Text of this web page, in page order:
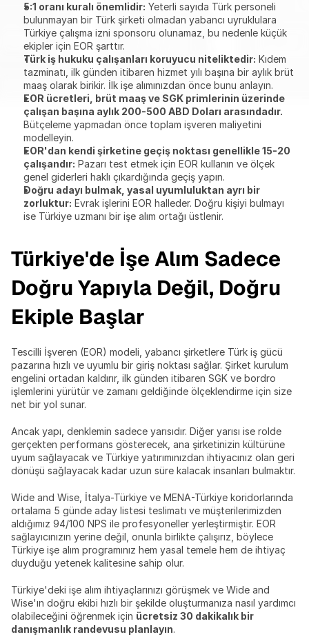
5:1 oranı kuralı önemlidir: Yeterli sayıda Türk personeli
bulunmayan bir Türk şirketi olmadan yabancı uyruklulara
Türkiye çalışma izni sponsoru olunamaz, bu nedenle küçük
ekipler için EOR şarttır.
Türk iş hukuku çalışanları koruyucu niteliktedir: Kıdem
tazminatı, ilk günden itibaren hizmet yılı başına bir aylık brüt
maaş olarak birikir. İlk işe alımınızdan önce bunu anlayın.
EOR ücretleri, brüt maaş ve SGK primlerinin üzerinde
çalışan başına aylık 200-500 ABD Doları arasındadır.
Bütçeleme yapmadan önce toplam işveren maliyetini
modelleyin.
EOR'dan kendi şirketine geçiş noktası genellikle 15-20
çalışandır: Pazarı test etmek için EOR kullanın ve ölçek
genel giderleri haklı çıkardığında geçiş yapın.
Doğru adayı bulmak, yasal uyumluluktan ayrı bir
zorluktur: Evrak işlerini EOR halleder. Doğru kişiyi bulmayı
ise Türkiye uzmanı bir işe alım ortağı üstlenir.
Türkiye'de İşe Alım Sadece
Doğru Yapıyla Değil, Doğru
Ekiple Başlar
Tescilli İşveren (EOR) modeli, yabancı şirketlere Türk iş gücü
pazarına hızlı ve uyumlu bir giriş noktası sağlar. Şirket kurulum
engelini ortadan kaldırır, ilk günden itibaren SGK ve bordro
işlemlerini yürütür ve zamanı geldiğinde ölçeklendirme için size
net bir yol sunar.
Ancak yapı, denklemin sadece yarısıdır. Diğer yarısı ise rolde
gerçekten performans gösterecek, ana şirketinizin kültürüne
uyum sağlayacak ve Türkiye yatırımınızdan ihtiyacınız olan geri
dönüşü sağlayacak kadar uzun süre kalacak insanları bulmaktır.
Wide and Wise, İtalya-Türkiye ve MENA-Türkiye koridorlarında
ortalama 5 günde aday listesi teslimatı ve müşterilerimizden
aldığımız 94/100 NPS ile profesyoneller yerleştirmiştir. EOR
sağlayıcınızın yerine değil, onunla birlikte çalışırız, böylece
Türkiye işe alım programınız hem yasal temele hem de ihtiyaç
duyduğu yetenek kalitesine sahip olur.
Türkiye'deki işe alım ihtiyaçlarınızı görüşmek ve Wide and
Wise'ın doğru ekibi hızlı bir şekilde oluşturmanıza nasıl yardımcı
olabileceğini öğrenmek için ücretsiz 30 dakikalık bir
danışmanlık randevusu planlayın.